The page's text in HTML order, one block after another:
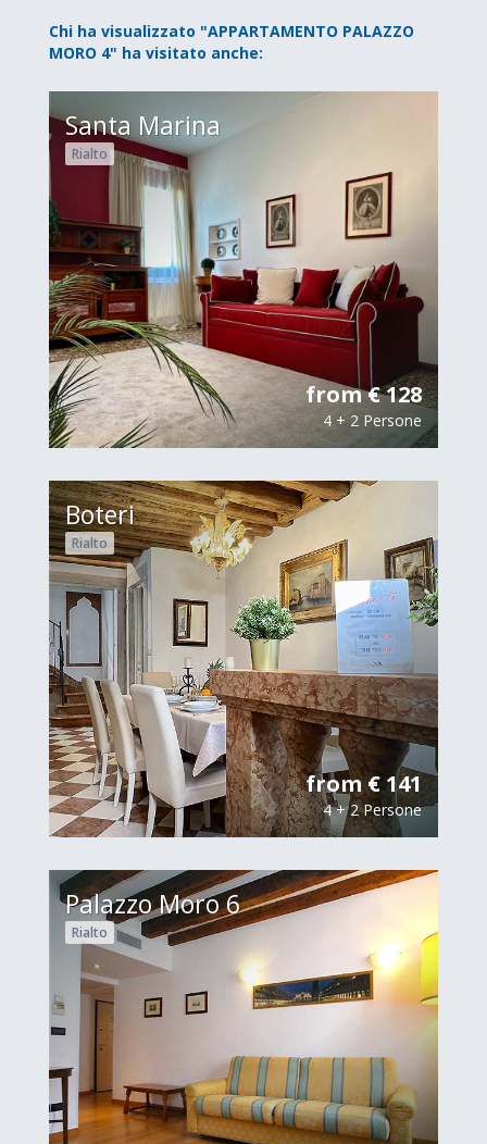
Chi ha visualizzato "APPARTAMENTO PALAZZO
MORO 4" ha visitato anche:
Santa Marina
Rialto
from € 128
4 + 2 Persone
Boteri
Rialto
from € 141
4 + 2 Persone
Palazzo Moro 6
Rialto